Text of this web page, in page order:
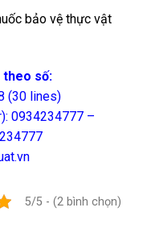
bảo vệ thực vật
theo số:
(30 lines)
0934234777 –
5/5 - (2 bình chọn)